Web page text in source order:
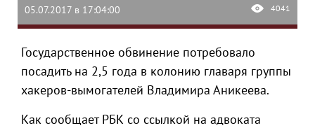
05.07.2017 в 17:04:00 4041
Государственное обвинение потребовало
посадить на 2,5 года в колонию главаря группы
хакеров-вымогателей Владимира Аникеева.
Как сообщает РБК со ссылкой на адвоката